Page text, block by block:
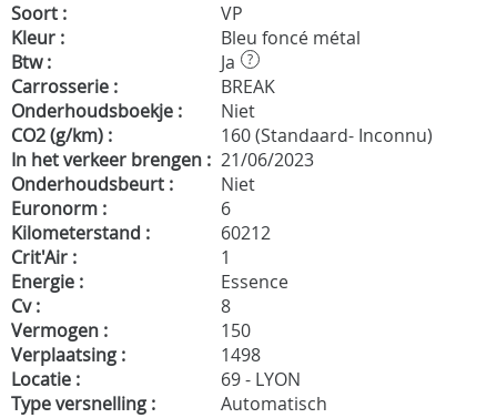
Soort :
VP
Kleur :
Bleu foncé métal
Btw :
Ja ?
Carrosserie :
BREAK
Onderhoudsboekje :
Niet
CO2 (g/km) :
160 (Standaard- Inconnu)
In het verkeer brengen : 21/06/2023
Onderhoudsbeurt :
Niet
Euronorm :
6
Kilometerstand :
60212
Crit'Air :
1
Energie :
Essence
Cv :
8
Vermogen :
150
Verplaatsing :
1498
Locatie :
69 - LYON
Type versnelling :
Automatisch